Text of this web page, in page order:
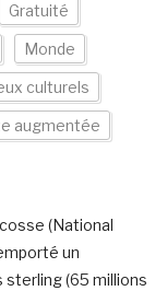
Gratuité
Monde
culturels
augmentée
(National
un
sterling (65 millions